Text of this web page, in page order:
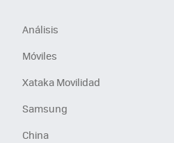
Análisis
Móviles
Xataka Movilidad
Samsung
China